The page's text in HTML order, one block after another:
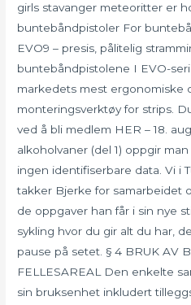
girls stavanger meteoritter er
buntebåndpistoler For
EVO9 – presis, pålitelig
buntebåndpistolene I EVO-
markedets mest ergonomiske
monteringsverktøy for strips.
ved å bli medlem HER – 18.
alkoholvaner (del 1) oppgir
ingen identifiserbare data. Vi i
takker Bjerke for samarbeidet
de oppgaver han får i sin nye
sykling hvor du gir alt du har,
pause på setet. § 4 BRUK AV
FELLESAREAL Den enkelte
sin bruksenhet inkludert